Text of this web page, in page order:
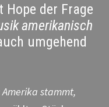
Hope der Frage
amerikanisch
umgehend
Amerika stammt,